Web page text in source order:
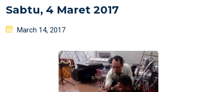
Sabtu, 4 Maret 2017
Posted
March 14, 2017